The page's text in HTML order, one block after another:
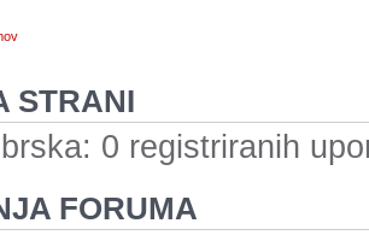
STRANI
0 registriranih
FORUMA